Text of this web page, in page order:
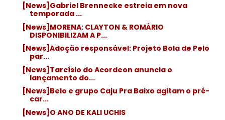
[News]Gabriel Brennecke estreia em nova
temporada ...
[News]MORENA: CLAYTON & ROMÁRIO
DISPONIBILIZAM A P...
[News]Adoção responsável: Projeto Bola de Pelo
par...
[News]Tarcísio do Acordeon anuncia o
lançamento do...
[News]Belo e grupo Caju Pra Baixo agitam o pré-
car...
[News]O ANO DE KALI UCHIS